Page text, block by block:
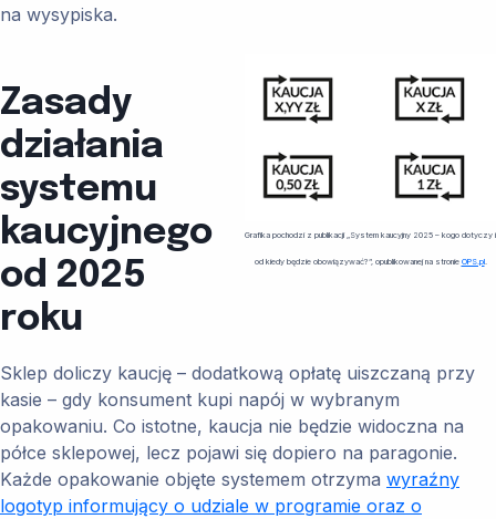
na wysypiska.
Grafika pochodzi z publikacji „System kaucyjny 2025 – kogo dotyczy i
od kiedy będzie obowiązywać?”, opublikowanej na stronie OPS.pl.
Zasady
działania
systemu
kaucyjnego
od 2025
roku
Sklep doliczy kaucję – dodatkową opłatę uiszczaną przy
kasie – gdy konsument kupi napój w wybranym
opakowaniu. Co istotne, kaucja nie będzie widoczna na
półce sklepowej, lecz pojawi się dopiero na paragonie.
Każde opakowanie objęte systemem otrzyma wyraźny
logotyp informujący o udziale w programie oraz o